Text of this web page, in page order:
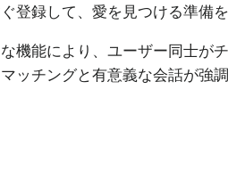
登録して、愛を見つける準備
機能により、ユーザー同士が
ッチングと有意義な会話が強調